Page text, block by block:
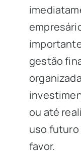
gestão
ou até
uso futuro
favor.